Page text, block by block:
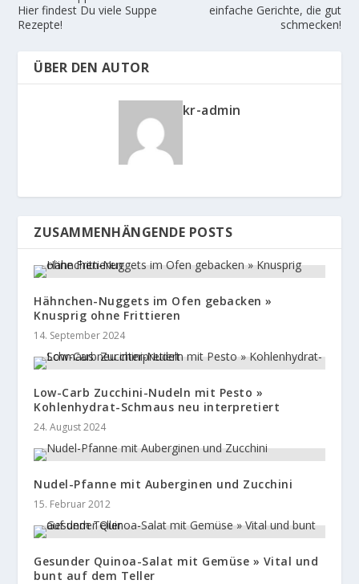
Hier findest Du viele Suppe
Rezepte!
einfache Gerichte, die gut
schmecken!
ÜBER DEN AUTOR
kr-admin
ZUSAMMENHÄNGENDE POSTS
Hähnchen-Nuggets im Ofen gebacken »
Knusprig ohne Frittieren
14. September 2024
Low-Carb Zucchini-Nudeln mit Pesto »
Kohlenhydrat-Schmaus neu interpretiert
24. August 2024
Nudel-Pfanne mit Auberginen und Zucchini
15. Februar 2012
Gesunder Quinoa-Salat mit Gemüse » Vital und
bunt auf dem Teller